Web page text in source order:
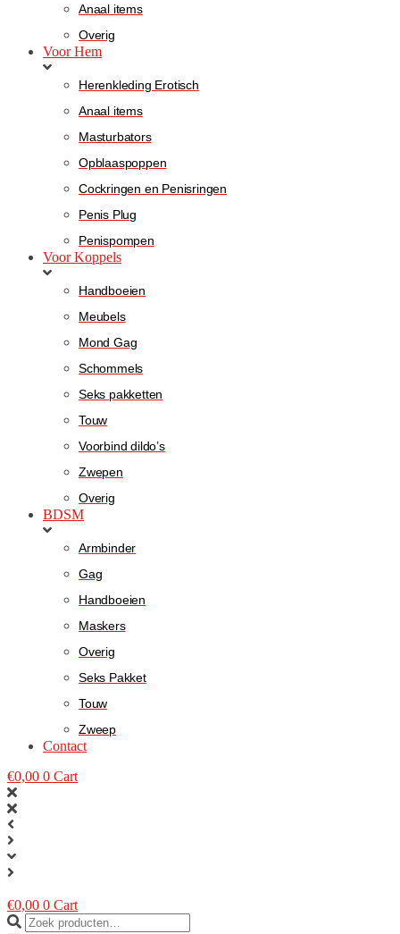
Anaal items
Overig
Voor Hem
Herenkleding Erotisch
Anaal items
Masturbators
Opblaaspoppen
Cockringen en Penisringen
Penis Plug
Penispompen
Voor Koppels
Handboeien
Meubels
Mond Gag
Schommels
Seks pakketten
Touw
Voorbind dildo’s
Zwepen
Overig
BDSM
Armbinder
Gag
Handboeien
Maskers
Overig
Seks Pakket
Touw
Zweep
Contact
€0,00 0 Cart
€0,00 0 Cart